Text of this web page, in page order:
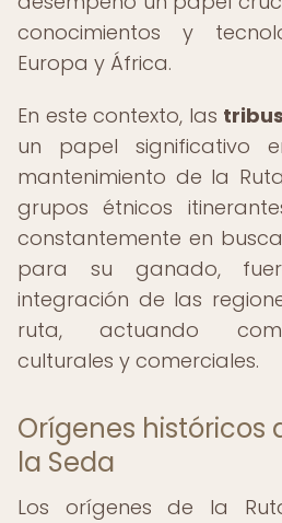
conocimientos y
Europa y África.
En este contexto, las
un papel significativo
mantenimiento de la
grupos étnicos
constantemente en
para su ganado,
integración de las
ruta, actuando
culturales y comerciales.
Orígenes históricos
la Seda
Los orígenes de la